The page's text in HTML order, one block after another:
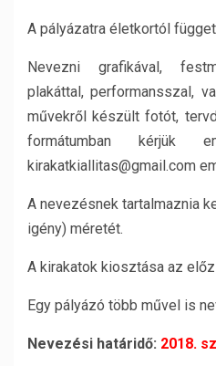
A pályázatra életkortól
Nevezni grafikával,
plakáttal, performansszal,
művekről készült fotót,
formátumban kérjük
kirakatkiallitas@gmail.com
A nevezésnek tartalmaznia
igény) méretét.
A kirakatok kiosztása az
Egy pályázó több művel is
Nevezési határidő: 2018.